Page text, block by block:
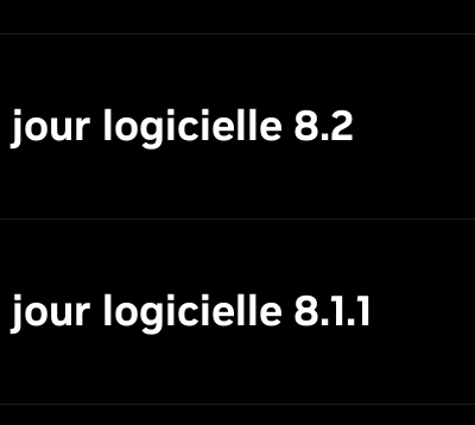
jour logicielle 8.2
logicielle 8.1.1